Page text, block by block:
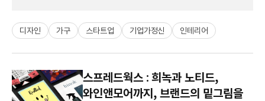
디자인 가구 스타트업 기업가정신 인테리어
스프레드웍스 : 희녹과 노티드,
와인앤모어까지, 브랜드의 밑그림을